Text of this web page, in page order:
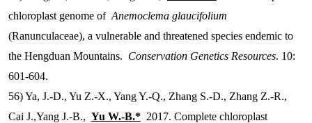
chloroplast genome of Anemoclema glaucifolium
(Ranunculaceae), a vulnerable and threatened species endemic to
the Hengduan Mountains. Conservation Genetics Resources. 10:
601-604.
56) Ya, J.-D., Yu Z.-X., Yang Y.-Q., Zhang S.-D., Zhang Z.-R.,
Cai J.,Yang J.-B., Yu W.-B.* 2017. Complete chloroplast